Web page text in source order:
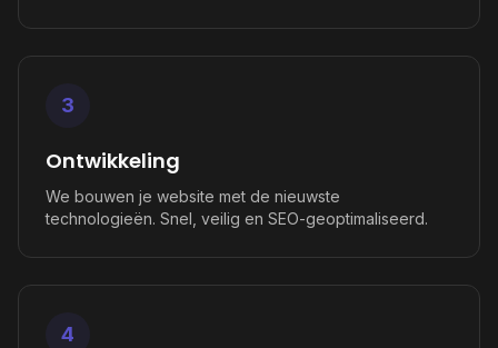
3
Ontwikkeling
We bouwen je website met de nieuwste
technologieën. Snel, veilig en SEO-geoptimaliseerd.
4